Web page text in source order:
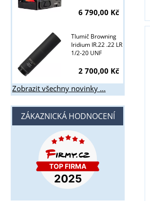
6 790,00 Kč
Tlumič Browning
Iridium IR.22 .22 LR
1/2-20 UNF
2 700,00 Kč
Zobrazit všechny novinky ...
ZÁKAZNICKÁ HODNOCENÍ